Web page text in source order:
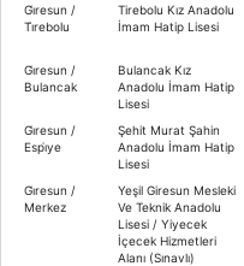
Gi̇resun /
Ti̇rebolu
Tirebolu Kız Anadolu
İmam Hatip Lisesi
Gi̇resun /
Bulancak
Bulancak Kız
Anadolu İmam Hatip
Lisesi
Gi̇resun /
Espi̇ye
Şehit Murat Şahin
Anadolu İmam Hatip
Lisesi
Gi̇resun /
Merkez
Yeşil Giresun Mesleki
Ve Teknik Anadolu
Lisesi / Yiyecek
İçecek Hizmetleri
Alanı (Sınavlı)